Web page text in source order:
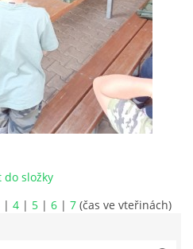
do složky
| 4 | 5 | 6 | 7 (čas ve vteřinách)